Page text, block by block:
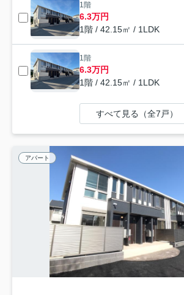
1階
6.3万円
1階 / 42.15㎡ / 1LDK
1階
6.3万円
1階 / 42.15㎡ / 1LDK
すべて見る（全7戸）
アパート